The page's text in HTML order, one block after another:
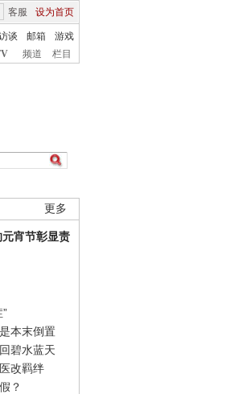
客服 设为首页
谈 邮箱
游戏
频道 栏目
更多
宵节彰显责
本末倒置
碧水蓝天
改羁绊
？